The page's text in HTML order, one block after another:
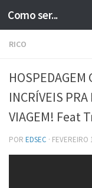
Skip to content
Como ser...
RICO
HOSPEDAGEM
INCRÍVEIS
VIAGEM! Feat
POR EDSEC · FEVEREIRO